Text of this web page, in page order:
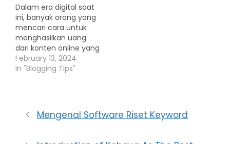
yang memungkinkan
peneliti
mengelompokkan
subyek kedalam
kategori atau
kelompok. Skala
nominal digunakan
kelompok; sebagai
contoh mengklasifikasi
pekerjaan, dan area
Dalam era digital saat
ini, banyak orang yang
mencari cara untuk
menghasilkan uang
dari konten online yang
mereka buat. Salah
satu cara yang populer
AdSense. Dengan
AdSense, Anda dapat
dengan menampilkan
February 13, 2024
In "Blogging Tips"
Mengenal Software Riset Keyword